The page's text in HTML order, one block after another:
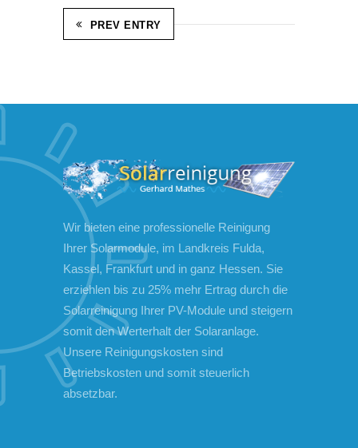
PREV ENTRY
Wir bieten eine professionelle Reinigung
Ihrer Solarmodule, im Landkreis Fulda,
Kassel, Frankfurt und in ganz Hessen. Sie
erziehlen bis zu 25% mehr Ertrag durch die
Solarreinigung Ihrer PV-Module und steigern
somit den Werterhalt der Solaranlage.
Unsere Reinigungskosten sind
Betriebskosten und somit steuerlich
absetzbar.